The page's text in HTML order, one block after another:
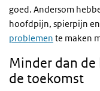
goed. Andersom
hoofdpijn, spierpijn
problemen te maken
Minder dan
de toekomst